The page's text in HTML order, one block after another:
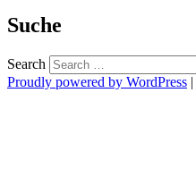
Suche
Search
Proudly powered by WordPress |